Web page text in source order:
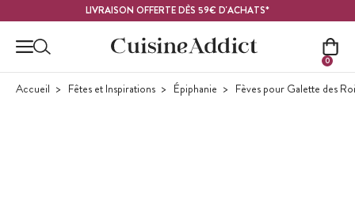
LIVRAISON OFFERTE DÈS 59€ D'ACHATS*
0
Accueil Fêtes et Inspirations Épiphanie Fèves pour Galette des